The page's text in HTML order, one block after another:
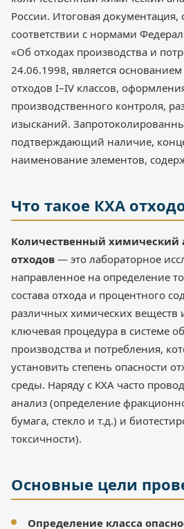
России. Итоговая
соответствии с нормами
«Об отходах производства и
24.06.1998, является
отходов I–IV классов,
производственного контроля,
изысканий.
подтверждающий наличие,
наименование элементов,
Что такое КХА
Количественный химический
отходов — это лабораторное
направленное на определение
состава отхода и процентного
различных химических веществ
ключевая процедура в системе
производства и потребления,
установить степень опасности
среды. Наряду с КХА часто
анализ (определение
бумага, стекло и т.д.) и
токсичности).
Основные цели
Определение класса